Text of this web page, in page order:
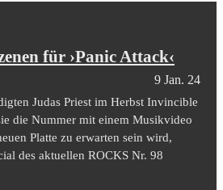
für ›Panic Attack‹
9 Jan. 24
Judas Priest im Herbst Invincible
die Nummer mit einem Musikvideo
Platte zu erwarten sein wird,
des aktuellen ROCKS Nr. 98